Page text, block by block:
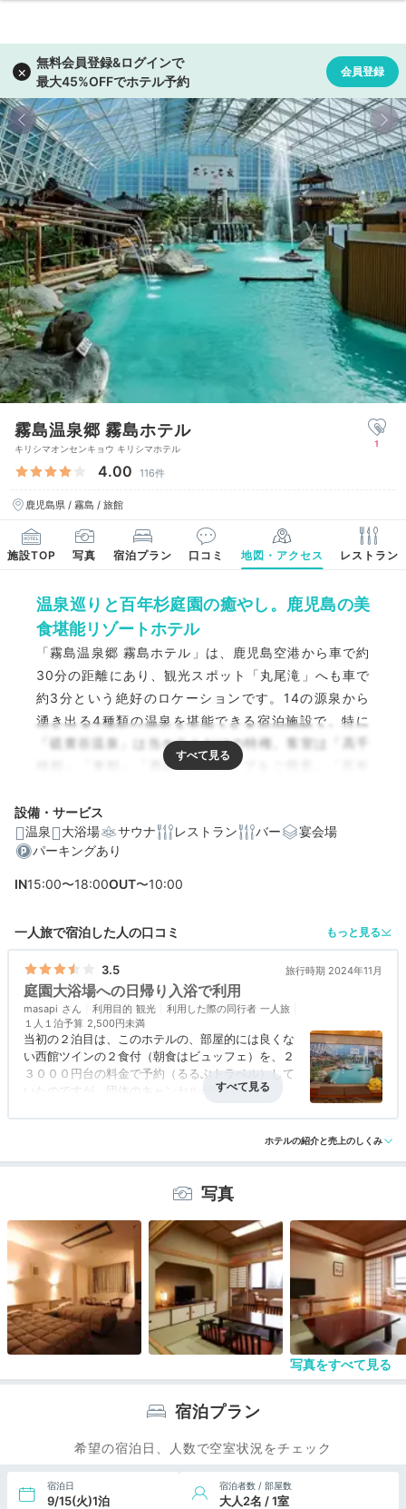
霧島温泉郷 霧島ホテル
キリシマオンセンキョウ キリシマホテル
4.00 116件
鹿児島県 / 霧島 / 旅館
1
施設TOP 写真 宿泊プラン 口コミ 地図・アクセス レストラン
温泉巡りと百年杉庭園の癒やし。鹿児島の美
食堪能リゾートホテル
「霧島温泉郷 霧島ホテル」は、鹿児島空港から車で約
30分の距離にあり、観光スポット「丸尾滝」へも車で
約3分という絶好のロケーションです。14の源泉から
湧き出る4種類の温泉を堪能できる宿泊施設で、特に
「硫黄谷温泉」は当ホテルだけの特権。客室は「高千
穂館」「東館」「西館」の3タイプをご用意。「百年
どで、心身ともにリフレッシュできますよ。
設備・サービス
温泉
大浴場 サウナ レストラン バー
宴会場
パーキングあり
IN15:00〜18:00OUT〜10:00
一人旅で宿泊した人の口コミ もっと見る
3.5 旅行時期 2024年11月
庭園大浴場への日帰り入浴で利用
masapi 利用目的 観光 利用した際の同行者 一人旅
１人１泊予算 2,500円未満
当初の２泊目は、このホテルの、部屋的には良くな
い西館ツインの２食付（朝食はビュッフェ）を、２
３０００円台の料金で予約（るるぶトラベル）して
いたのですが、団体のキャンセルが出たのか、「霧
ど安い料金で出たので、「霧島ホテル」はキャンセ
ルして、「霧島国際ホテル」に変えたのです。
その為、日帰り入浴だけでもと思いやって来まし
さて、私は、ここの硫黄谷庭園大浴場に、以前から
是非入りたいと思っていて、今回も凄く楽しみにし
ていましたが、実際に入って見ると、意外にも期待
以下でした。
公式サイトの写真で硫黄谷庭園大浴場を見るとかな
り広く見えますが、実際にはそれほど広くは感じま
た。
それに、メインの白濁した硫黄泉のエリアは深い
一般的な温泉大浴場や露天風呂のように横になって
ゆっくり入る事が出来ず、どうも落ち着かないので
す。
アクセス 3.0 コスパ 3.5 客室 評価なし 接客対応 3.0 風呂 3.5
ホテルの紹介と売上のしくみ
写真
写真をすべて見る
宿泊プラン
希望の宿泊日、人数で空室状況をチェック
宿泊日
9/15(火)1泊
宿泊者数 / 部屋数
大人2名 / 1室